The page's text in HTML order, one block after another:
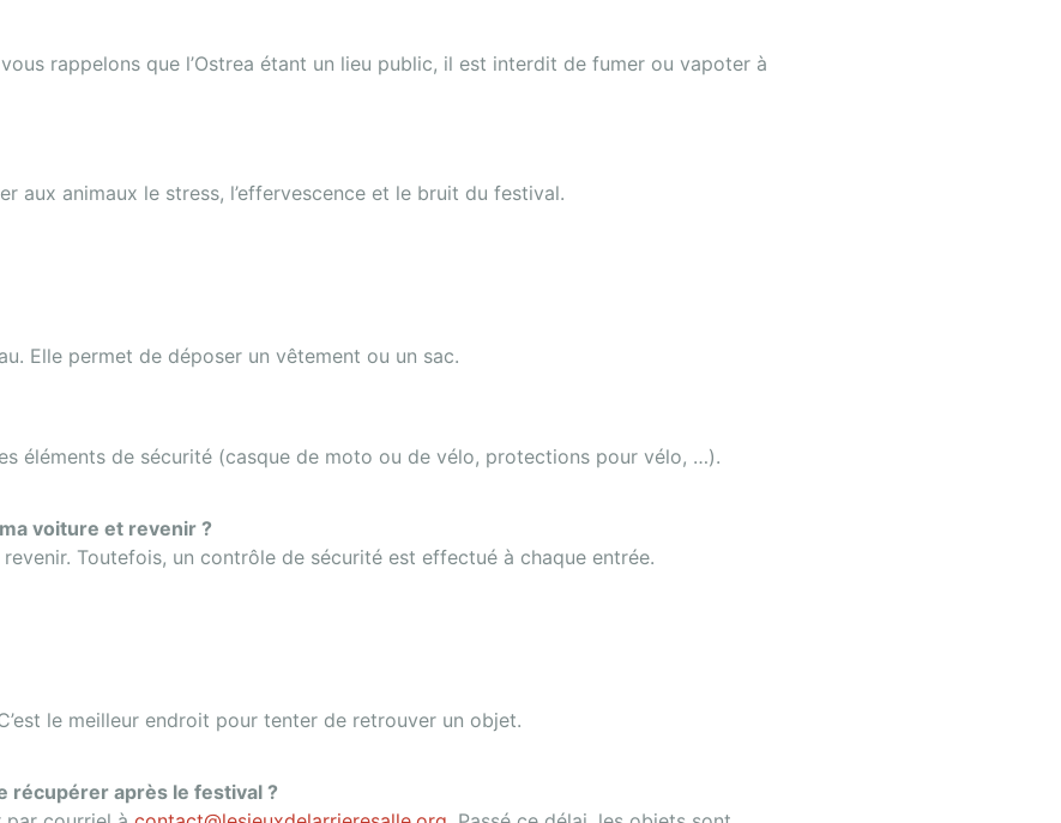
rappelons que l’Ostrea étant un lieu public, il est interdit de fumer ou vapoter à
aux animaux le stress, l’effervescence et le bruit du festival.
Elle permet de déposer un vêtement ou un sac.
éléments de sécurité (casque de moto ou de vélo, protections pour vélo, …).
voiture et revenir ?
Toutefois, un contrôle de sécurité est effectué à chaque entrée.
le meilleur endroit pour tenter de retrouver un objet.
récupérer après le festival ?